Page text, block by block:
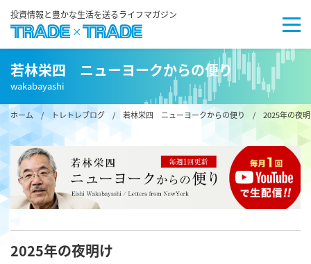
投資情報と豊かな生活を送るライフマガジン
若林栄四 ニューヨークからの便り
wakabayashi
ホーム/ トレトレブログ / 若林栄四 ニューヨークからの便り / 2025年の夜
2025年の夜明け